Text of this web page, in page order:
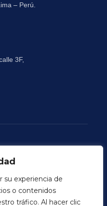
su experiencia de
o contenidos
tráfico. Al hacer clic
– Perú.
3F,
Privacidad